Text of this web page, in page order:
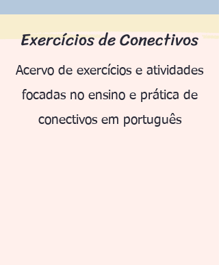
Exercícios de Conectivos
Acervo de exercícios e atividades
focadas no ensino e prática de
conectivos em português